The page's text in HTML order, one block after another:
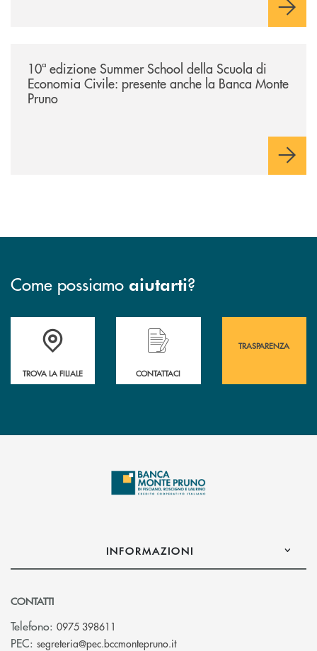
10ª edizione Summer School della Scuola di
Economia Civile: presente anche la Banca Monte
Pruno
Come possiamo aiutarti?
Accedi all' elenco completo&nbsp; delle&nbsp; filiali&nbsp; di Banca
TROVA LA FILIALE
Hai bisogno di assistenza immediata?
CONTATTACI
TRASPARENZA
INFORMAZIONI
CONTATTI
Telefono: 0975 398611
PEC: segreteria@pec.bccmontepruno.it(si apre l’app di posta